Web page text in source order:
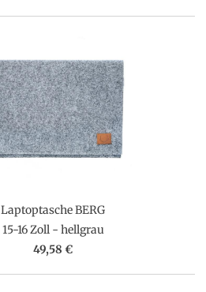
Laptoptasche BERG
15-16 Zoll - hellgrau
49,58 €